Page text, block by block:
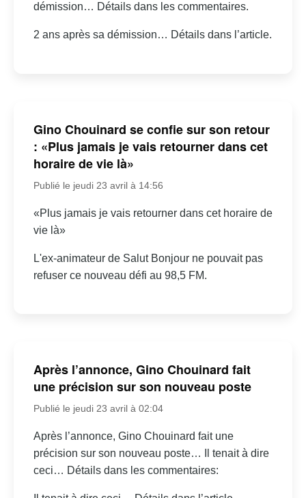
démission… Détails dans les commentaires.
2 ans après sa démission… Détails dans l’article.
Gino Chouinard se confie sur son retour
: «Plus jamais je vais retourner dans cet
horaire de vie là»
Publié le jeudi 23 avril à 14:56
«Plus jamais je vais retourner dans cet horaire de
vie là»
L'ex-animateur de Salut Bonjour ne pouvait pas
refuser ce nouveau défi au 98,5 FM.
Après l’annonce, Gino Chouinard fait
une précision sur son nouveau poste
Publié le jeudi 23 avril à 02:04
Après l’annonce, Gino Chouinard fait une
précision sur son nouveau poste… Il tenait à dire
ceci… Détails dans les commentaires: